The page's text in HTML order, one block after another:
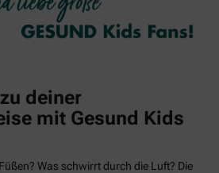
deiner
mit Gesund Kids
Was schwirrt durch die Luft? Die